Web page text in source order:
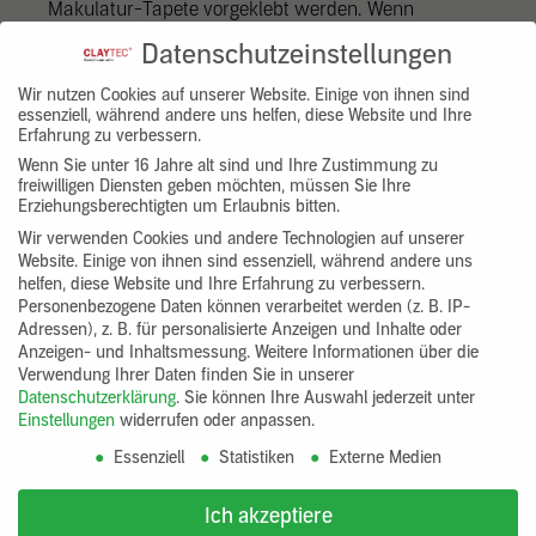
Makulatur-Tapete vorgeklebt werden. Wenn
muss bedacht werden, dass die Tapeten bei der
Renovierung nur sehr vorsichtig abgelöst werden
können.
Fliesenbeläge
Für Fliesenbeläge In Dusch- und Wannenbereichen
muss ein geeigneter Putz (z.B. Zementputz oder
Kalkzementputz) oder eine fliesfähige (grüne)
Gipskartonplatte verwendet werden. Auf anderen
Flächen, die nur gelegentlich durch Spritzwasser
beansprucht sind, können Fliesen auch auf den
Lehmputz geklebt werden, z.B. wenn dies
einfacher als der Wechsel des Putzmaterials ist.
(CLAYTEC 13.405 und 13.400) zu behandeln. Das
Material muss nach Möglichkeit tief in den
Lehmputz eindringen, dies kann durch mehrere
Datenschutzeinstellungen
Wir nutzen Cookies auf unserer Website. Einige von ihnen sind
essenziell, während andere uns helfen, diese Website und Ihre
Erfahrung zu verbessern.
Wenn Sie unter 16 Jahre alt sind und Ihre Zustimmung zu
freiwilligen Diensten geben möchten, müssen Sie Ihre
Erziehungsberechtigten um Erlaubnis bitten.
Wir verwenden Cookies und andere Technologien auf unserer
Website. Einige von ihnen sind essenziell, während andere uns
helfen, diese Website und Ihre Erfahrung zu verbessern.
Personenbezogene Daten können verarbeitet werden (z. B. IP-
Adressen), z. B. für personalisierte Anzeigen und Inhalte oder
Anzeigen- und Inhaltsmessung. Weitere Informationen über die
Verwendung Ihrer Daten finden Sie in unserer
Datenschutzerklärung. Sie können Ihre Auswahl jederzeit unter
Einstellungen widerrufen oder anpassen.
Essenziell
Statistiken Externe Medien
Ich akzeptiere